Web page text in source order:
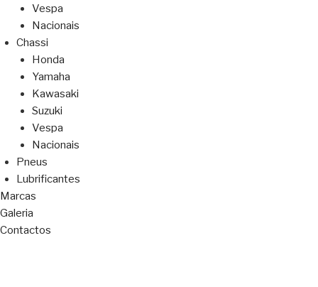
Vespa
Nacionais
Chassi
Honda
Yamaha
Kawasaki
Suzuki
Vespa
Nacionais
Pneus
Lubrificantes
Marcas
Galeria
Contactos